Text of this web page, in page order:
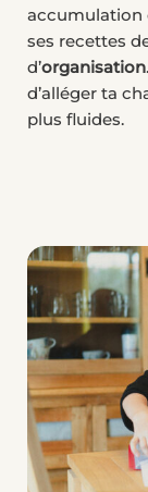
accumulation
ses recettes
d’organisation
d’alléger ta
plus fluides.